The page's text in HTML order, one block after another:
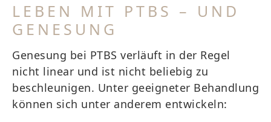
LEBEN MIT PTBS – UND
GENESUNG
Genesung bei PTBS verläuft in der Regel
nicht linear und ist nicht beliebig zu
beschleunigen. Unter geeigneter Behandlung
können sich unter anderem entwickeln: